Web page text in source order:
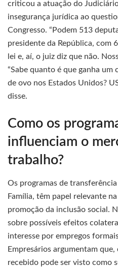
criticou a atuação do
insegurança jurídica ao
Congresso. “Podem 513
presidente da República, com
lei e, aí, o juiz diz que não.
“Sabe quanto é que ganha um
de ovo nos Estados Unidos?
disse.
Como os
influenciam o
trabalho?
Os programas de
Família, têm papel relevante
promoção da inclusão social.
sobre possíveis efeitos
interesse por empregos
Empresários argumentam
recebido pode ser visto como